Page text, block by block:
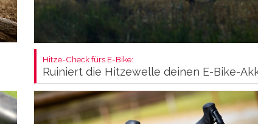
Hitze-Check fürs E-Bike:
Ruiniert die Hitzewelle deinen E-Bike-